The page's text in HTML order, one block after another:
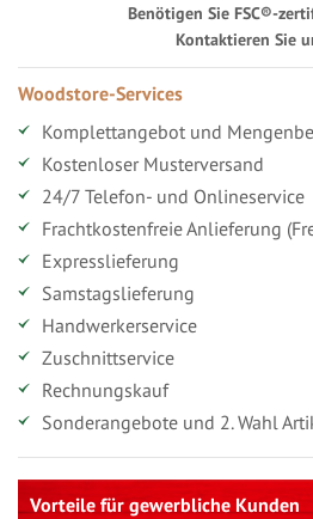
Benötigen Sie FSC®-
Kontaktieren Sie
Woodstore-Services
Komplettangebot und
Kostenloser Musterversand
24/7 Telefon- und Onlineservice
Frachtkostenfreie Anlieferung
Expresslieferung
Samstagslieferung
Handwerkerservice
Zuschnittservice
Rechnungskauf
Sonderangebote und 2. Wahl
Vorteile für gewerbliche Kunden